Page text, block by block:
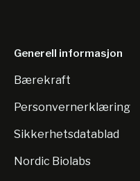
Generell informasjon
Bærekraft
Personvernerklæring
Sikkerhetsdatablad
Nordic Biolabs